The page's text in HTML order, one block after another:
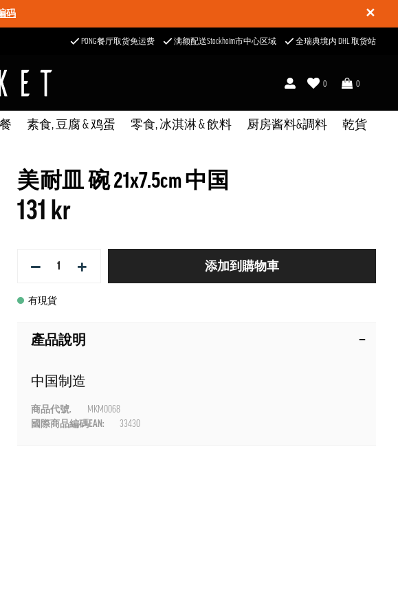
✕
码
PONG餐厅取货免运费 满额配送Stockholm市中心区域 全瑞典境内 DHL 取货站
0
0
素食, 豆腐 & 鸡蛋 零食, 冰淇淋 & 飲料 厨房酱料&調料 乾貨
美耐皿 碗 21x7.5cm 中国
131 kr
− + 添加到購物車
有現貨
產品說明
中国制造
商品代號.
MKM0068
國際商品編碼EAN:
33430